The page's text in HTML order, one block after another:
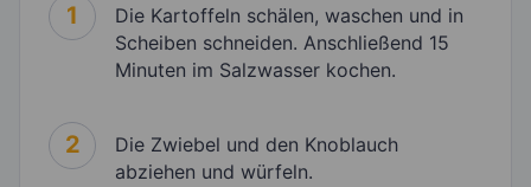
1
Die Kartoffeln schälen, waschen und in
Scheiben schneiden. Anschließend 15
Minuten im Salzwasser kochen.
2
Die Zwiebel und den Knoblauch
abziehen und würfeln.